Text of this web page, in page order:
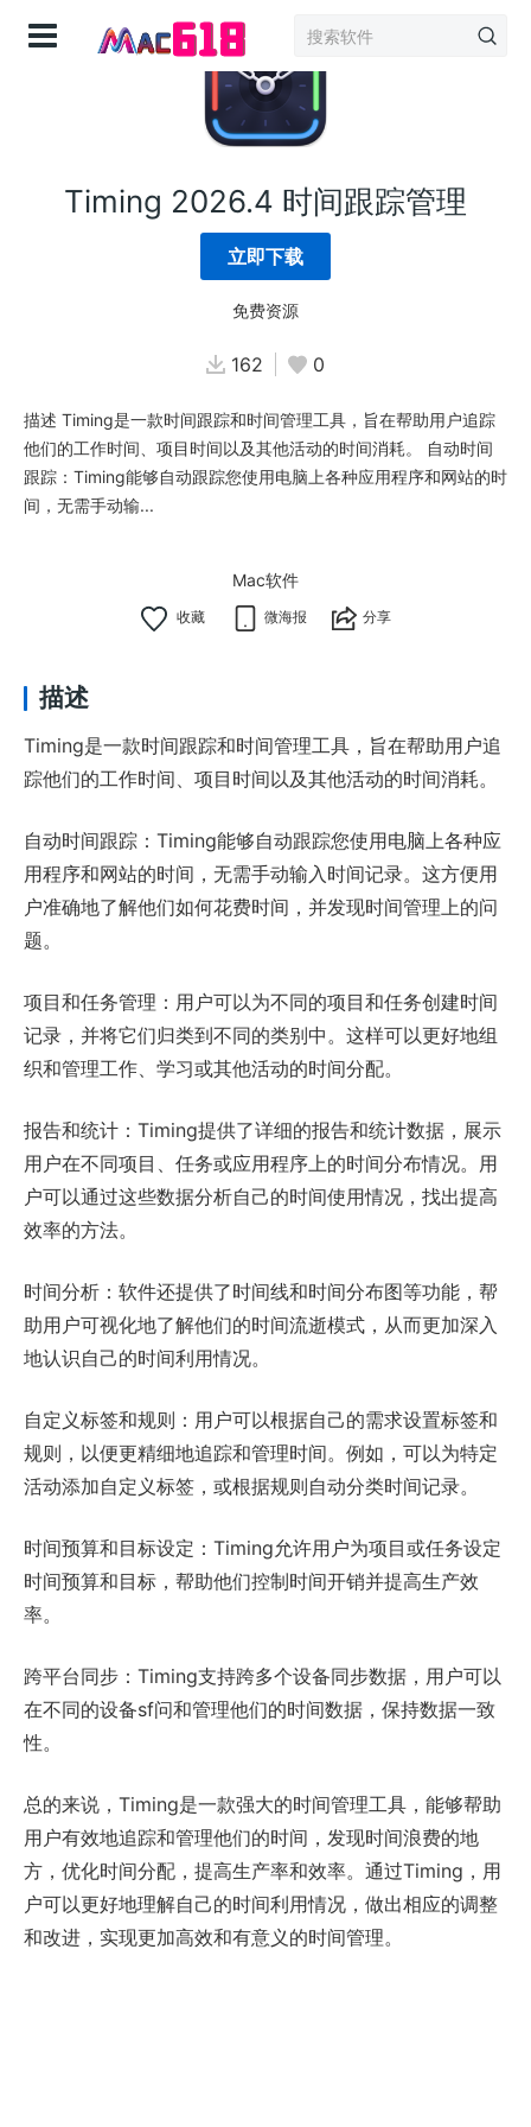
Timing 2026.4 时间跟踪管理
立即下载
免费资源
162 0
描述 Timing是一款时间跟踪和时间管理工具，旨在帮助用户追踪
他们的工作时间、项目时间以及其他活动的时间消耗。 自动时间
跟踪：Timing能够自动跟踪您使用电脑上各种应用程序和网站的时
间，无需手动输...
Mac软件
微海报 分享
描述
Timing是一款时间跟踪和时间管理工具，旨在帮助用户追
踪他们的工作时间、项目时间以及其他活动的时间消耗。
自动时间跟踪：Timing能够自动跟踪您使用电脑上各种应
用程序和网站的时间，无需手动输入时间记录。这方便用
户准确地了解他们如何花费时间，并发现时间管理上的问
题。
项目和任务管理：用户可以为不同的项目和任务创建时间
记录，并将它们归类到不同的类别中。这样可以更好地组
织和管理工作、学习或其他活动的时间分配。
报告和统计：Timing提供了详细的报告和统计数据，展示
用户在不同项目、任务或应用程序上的时间分布情况。用
户可以通过这些数据分析自己的时间使用情况，找出提高
效率的方法。
时间分析：软件还提供了时间线和时间分布图等功能，帮
助用户可视化地了解他们的时间流逝模式，从而更加深入
地认识自己的时间利用情况。
自定义标签和规则：用户可以根据自己的需求设置标签和
规则，以便更精细地追踪和管理时间。例如，可以为特定
活动添加自定义标签，或根据规则自动分类时间记录。
时间预算和目标设定：Timing允许用户为项目或任务设定
时间预算和目标，帮助他们控制时间开销并提高生产效
率。
跨平台同步：Timing支持跨多个设备同步数据，用户可以
在不同的设备sf问和管理他们的时间数据，保持数据一致
性。
总的来说，Timing是一款强大的时间管理工具，能够帮助
用户有效地追踪和管理他们的时间，发现时间浪费的地
方，优化时间分配，提高生产率和效率。通过Timing，用
户可以更好地理解自己的时间利用情况，做出相应的调整
和改进，实现更加高效和有意义的时间管理。